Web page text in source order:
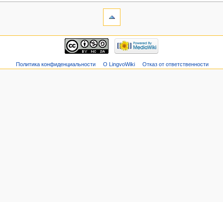
Политика конфиденциальности О LingvoWiki Отказ от ответственности